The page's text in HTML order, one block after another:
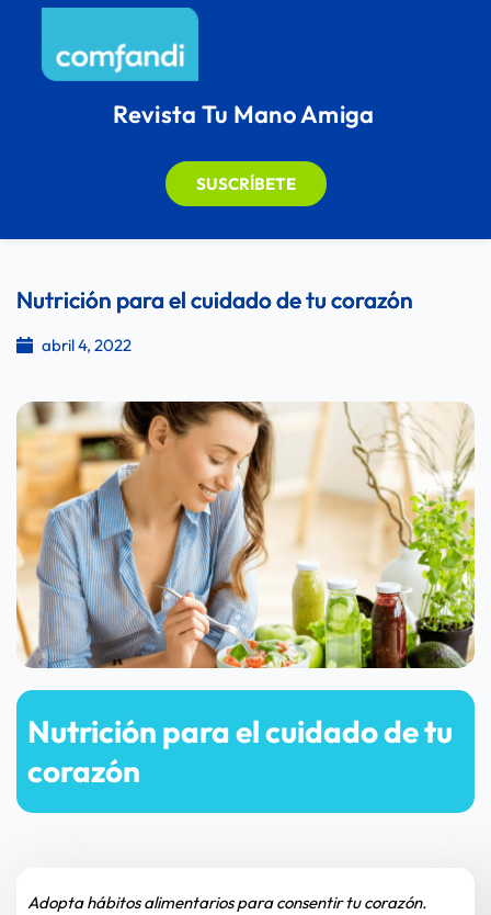
Revista Tu Mano Amiga
SUSCRÍBETE
Nutrición para el cuidado de tu corazón
abril 4, 2022
Nutrición para el cuidado de tu
corazón
Adopta hábitos alimentarios para consentir tu corazón.